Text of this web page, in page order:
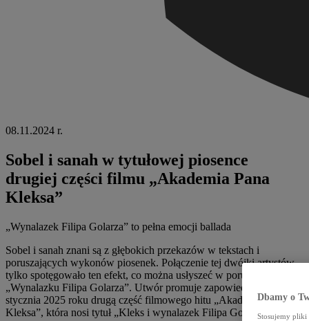
08.11.2024 r.
Sobel i sanah w tytułowej piosence
drugiej części filmu „Akademia Pana
Kleksa”
„Wynalazek Filipa Golarza” to pełna emocji ballada
Sobel i sanah znani są z głębokich przekazów w tekstach i
poruszających wykonów piosenek. Połączenie tej dwójki artystów
tylko spotęgowało ten efekt, co można usłyszeć w poruszającym
„Wynalazku Filipa Golarza”. Utwór promuje zapowiedzianą na 10
stycznia 2025 roku drugą część filmowego hitu „Akademia Pana
Kleksa”, która nosi tytuł „Kleks i wynalazek Filipa Golarza”.
Dbamy o
Stosujemy pliki